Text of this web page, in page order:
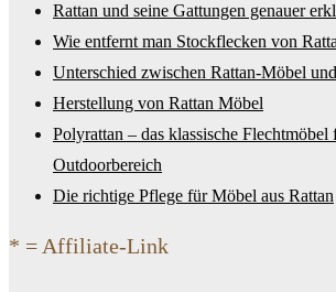
Rattan und seine Gattungen genauer
Wie entfernt man Stockflecken von
Unterschied zwischen Rattan-Möbel
Herstellung von Rattan Möbel
Polyrattan – das klassische Flechtmöbel
Outdoorbereich
Die richtige Pflege für Möbel aus Rattan
* = Affiliate-Link